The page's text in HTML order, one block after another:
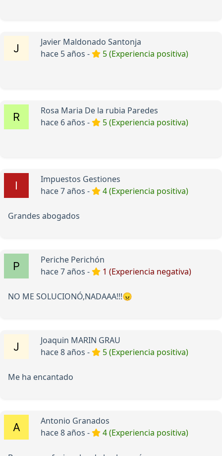
Javier Maldonado Santonja
hace 5 años -
5 (Experiencia positiva)
Rosa Maria De la rubia Paredes
hace 6 años -
5 (Experiencia positiva)
Impuestos Gestiones
hace 7 años -
4 (Experiencia positiva)
Grandes abogados
Periche Perichón
hace 7 años -
1 (Experiencia negativa)
NO ME SOLUCIONÓ,NADAAA!!!😠
Joaquin MARIN GRAU
hace 8 años -
5 (Experiencia positiva)
Me ha encantado
Antonio Granados
hace 8 años -
4 (Experiencia positiva)